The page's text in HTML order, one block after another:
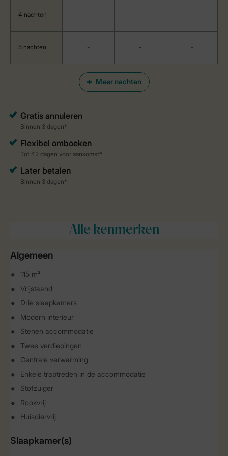
Meer nachten
4 nachten - - -
5 nachten - - -
Alle kenmerken
Algemeen
115 m²
Vrijstaand
Drie slaapkamers
Modern interieur
Stenen accommodatie
Twee verdiepingen
Centrale verwarming
Enkele traptreden in de accommodatie
Stofzuiger
Rookvrij
Huisdiervrij
Slaapkamer(s)